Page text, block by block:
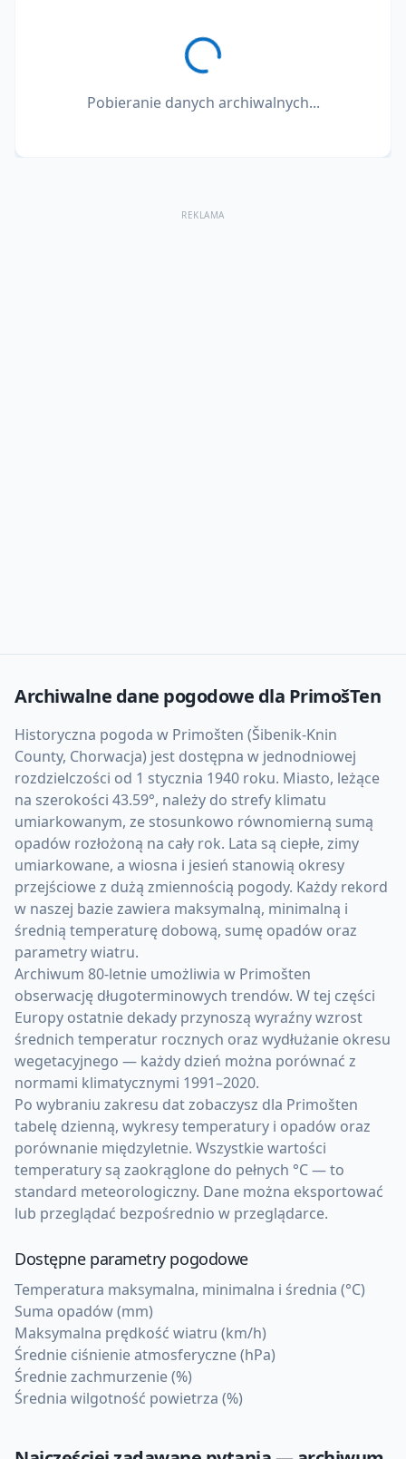
Pobieranie danych archiwalnych...
REKLAMA
Archiwalne dane pogodowe dla PrimošTen
Historyczna pogoda w Primošten (Šibenik-Knin
County, Chorwacja) jest dostępna w jednodniowej
rozdzielczości od 1 stycznia 1940 roku. Miasto, leżące
na szerokości 43.59°, należy do strefy klimatu
umiarkowanym, ze stosunkowo równomierną sumą
opadów rozłożoną na cały rok. Lata są ciepłe, zimy
umiarkowane, a wiosna i jesień stanowią okresy
przejściowe z dużą zmiennością pogody. Każdy rekord
w naszej bazie zawiera maksymalną, minimalną i
średnią temperaturę dobową, sumę opadów oraz
parametry wiatru.
Archiwum 80-letnie umożliwia w Primošten
obserwację długoterminowych trendów. W tej części
Europy ostatnie dekady przynoszą wyraźny wzrost
średnich temperatur rocznych oraz wydłużanie okresu
wegetacyjnego — każdy dzień można porównać z
normami klimatycznymi 1991–2020.
Po wybraniu zakresu dat zobaczysz dla Primošten
tabelę dzienną, wykresy temperatury i opadów oraz
porównanie międzyletnie. Wszystkie wartości
temperatury są zaokrąglone do pełnych °C — to
standard meteorologiczny. Dane można eksportować
lub przeglądać bezpośrednio w przeglądarce.
Dostępne parametry pogodowe
Temperatura maksymalna, minimalna i średnia (°C)
Suma opadów (mm)
Maksymalna prędkość wiatru (km/h)
Średnie ciśnienie atmosferyczne (hPa)
Średnie zachmurzenie (%)
Średnia wilgotność powietrza (%)